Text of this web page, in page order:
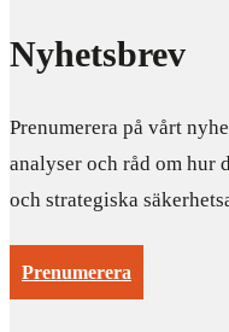
Nyhetsbrev
Prenumerera på vårt
analyser och råd om hur
och strategiska
Prenumerera